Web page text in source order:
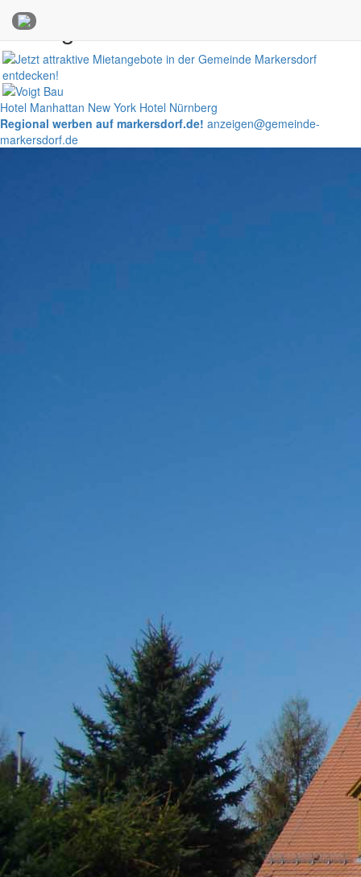
Anzeigen
Hotel Manhattan New York Hotel Nürnberg
Regional werben auf markersdorf.de! anzeigen@gemeinde-
markersdorf.de